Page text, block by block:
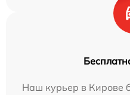
Наш курьер в Кирове